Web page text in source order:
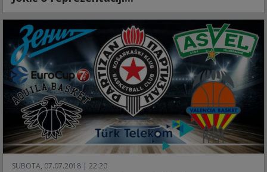
SUBOTA, 07.07.2018 | 22:20